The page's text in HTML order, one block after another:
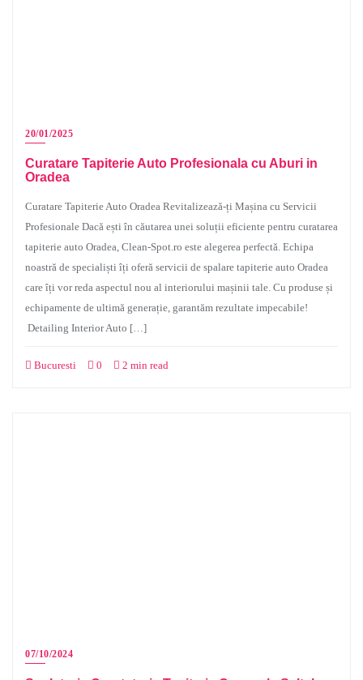
20/01/2025
Curatare Tapiterie Auto Profesionala cu Aburi in
Oradea
Curatare Tapiterie Auto Oradea Revitalizează-ți Mașina cu Servicii
Profesionale Dacă ești în căutarea unei soluții eficiente pentru curatarea
tapiterie auto Oradea, Clean-Spot.ro este alegerea perfectă. Echipa
noastră de specialiști îți oferă servicii de spalare tapiterie auto Oradea
care îți vor reda aspectul nou al interiorului mașinii tale. Cu produse și
echipamente de ultimă generație, garantăm rezultate impecabile!
Detailing Interior Auto […]
Bucuresti 0 2 min read
07/10/2024